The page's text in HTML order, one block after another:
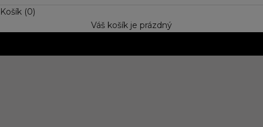
Košík (0)
Váš košík je prázdný